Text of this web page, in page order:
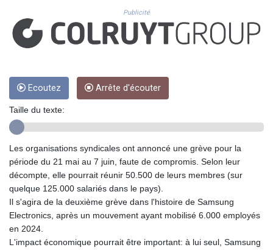
FJD 2.552604
FKP 0.856369
GBP 0.856512
GHS 13.568751
GNF 10137.703095
GTQ 8.808015
GYD 241.504196
HKD 9.039024
HNL 30.940078
HRK 7.533599
HTG 150.927975
HUF 365.333043
ILS 3.472762
Publicité
Ecoutez Arrête d'écouter
Taille du texte:
Les organisations syndicales ont annoncé une grève pour la
période du 21 mai au 7 juin, faute de compromis. Selon leur
décompte, elle pourrait réunir 50.500 de leurs membres (sur
quelque 125.000 salariés dans le pays).
Il s'agira de la deuxième grève dans l'histoire de Samsung
Electronics, après un mouvement ayant mobilisé 6.000 employés
en 2024.
L'impact économique pourrait être important: à lui seul, Samsung